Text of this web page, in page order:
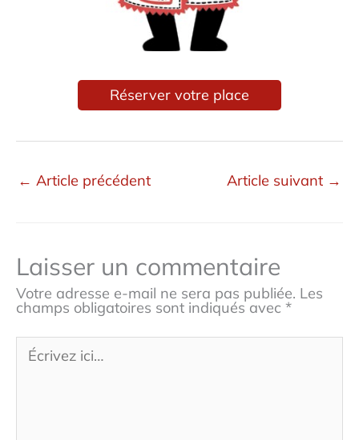
Réserver votre place
← Article précédent Article suivant →
Laisser un commentaire
Votre adresse e-mail ne sera pas publiée. Les
champs obligatoires sont indiqués avec *
Écrivez
ici…